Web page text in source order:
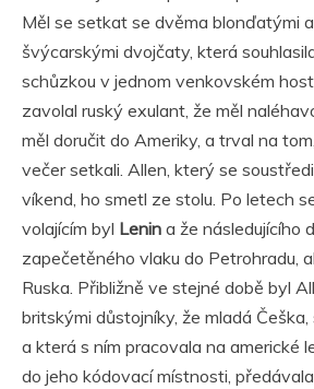
Měl se setkat se dvěma blonďatými
švýcarskými dvojčaty, která
schůzkou v jednom venkovském
zavolal ruský exulant, že měl
měl doručit do Ameriky, a trval na
večer setkali. Allen, který se
víkend, ho smetl ze stolu. Po letech
volajícím byl Lenin a že následujícího
zapečetěného vlaku do Petrohradu,
Ruska. Přibližně ve stejné době byl
britskými důstojníky, že mladá
a která s ním pracovala na americké
do jeho kódovací místnosti,